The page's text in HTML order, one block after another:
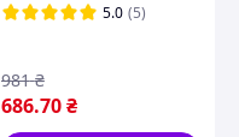
5.0 (5)
686.70₴
981 ₴